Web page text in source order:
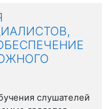
слушателей